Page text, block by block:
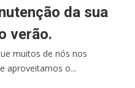
da sua
verão.
muitos de nós nos
aproveitamos o...